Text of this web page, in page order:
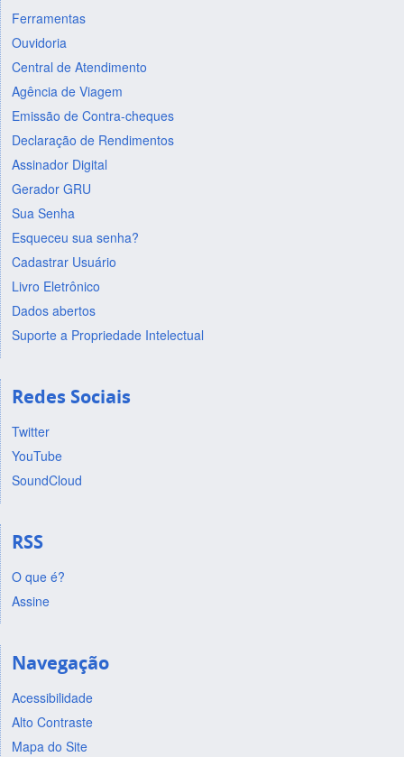
Ferramentas
Ouvidoria
Central de Atendimento
Agência de Viagem
Emissão de Contra-cheques
Declaração de Rendimentos
Assinador Digital
Gerador GRU
Sua Senha
Esqueceu sua senha?
Cadastrar Usuário
Livro Eletrônico
Dados abertos
Suporte a Propriedade Intelectual
Redes Sociais
Twitter
YouTube
SoundCloud
RSS
O que é?
Assine
Navegação
Acessibilidade
Alto Contraste
Mapa do Site